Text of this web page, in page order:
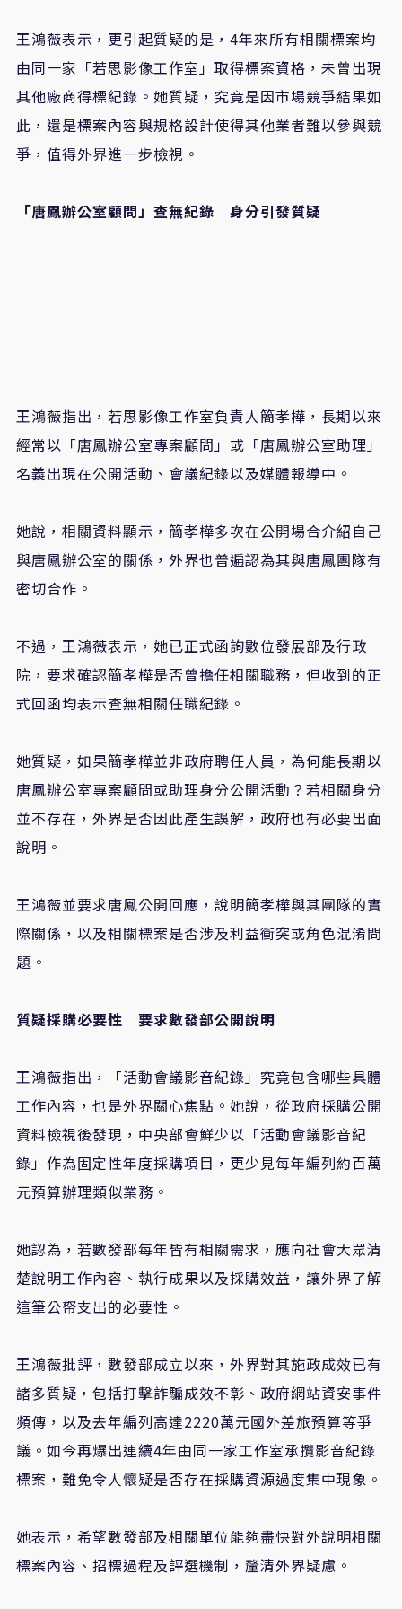
王鴻薇表示，更引起質疑的是， 4年來所有相關標案均
由同一家「若思影像工作室」取得標案資格，未曾出現
其他廠商得標紀錄。她質疑，究竟是因市場競爭結果如
此，還是標案內容與規格設計使得其他業者難以參與競
爭，值得外界進一步檢視。
「唐鳳辦公室顧問」查無紀錄 身分引發質疑
王鴻薇指出，若思影像工作室負責人簡孝樺，長期以來
經常以「唐鳳辦公室專案顧問」或「唐鳳辦公室助理」
名義出現在公開活動、會議紀錄以及媒體報導中。
她說，相關資料顯示，簡孝樺多次在公開場合介紹自己
與唐鳳辦公室的關係，外界也普遍認為其與唐鳳團隊有
密切合作。
不過，王鴻薇表示，她已正式函詢數位發展部及行政
院，要求確認簡孝樺是否曾擔任相關職務，但收到的正
式回函均表示查無相關任職紀錄。
她質疑，如果簡孝樺並非政府聘任人員，為何能長期以
唐鳳辦公室專案顧問或助理身分公開活動？若相關身分
並不存在，外界是否因此產生誤解，政府也有必要出面
說明。
王鴻薇並要求唐鳳公開回應，說明簡孝樺與其團隊的實
際關係，以及相關標案是否涉及利益衝突或角色混淆問
題。
質疑採購必要性 要求數發部公開說明
王鴻薇指出，「活動會議影音紀錄」究竟包含哪些具體
工作內容，也是外界關心焦點。她說，從政府採購公開
資料檢視後發現，中央部會鮮少以「活動會議影音紀
錄」作為固定性年度採購項目，更少見每年編列約百萬
元預算辦理類似業務。
她認為，若數發部每年皆有相關需求，應向社會大眾清
楚說明工作內容、執行成果以及採購效益，讓外界了解
這筆公帑支出的必要性。
王鴻薇批評，數發部成立以來，外界對其施政成效已有
諸多質疑，包括打擊詐騙成效不彰、政府網站資安事件
頻傳，以及去年編列高達2220萬元國外差旅預算等爭
議。如今再爆出連續4年由同一家工作室承攬影音紀錄
標案，難免令人懷疑是否存在採購資源過度集中現象。
她表示，希望數發部及相關單位能夠盡快對外說明相關
標案內容、招標過程及評選機制，釐清外界疑慮。